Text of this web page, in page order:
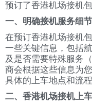
预订了香港机场接机
一、明确接机服务细节
在预订香港机场接机
一些关键信息，包括
及是否需要特殊服务
商会根据这些信息为
具体的上车地点和流程
二、香港机场接机上